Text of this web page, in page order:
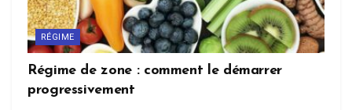
RÉGIME
Régime de zone : comment le démarrer
progressivement